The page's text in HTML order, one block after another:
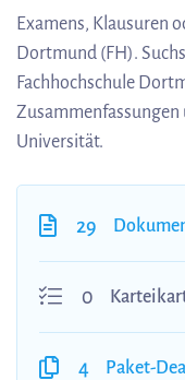
Examens, Klausuren
Dortmund (FH).
Fachhochschule
Zusammenfassungen
Universität.
29
0
4 Paket-Deal